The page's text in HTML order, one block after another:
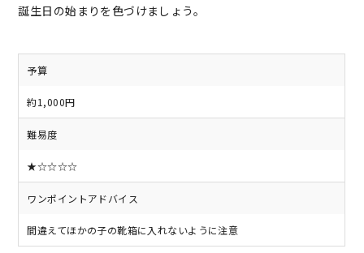
誕生日の始まりを色づけましょう。
予算
約1,000円
難易度
★☆☆☆☆
ワンポイントアドバイス
間違えてほかの子の靴箱に入れないように注意